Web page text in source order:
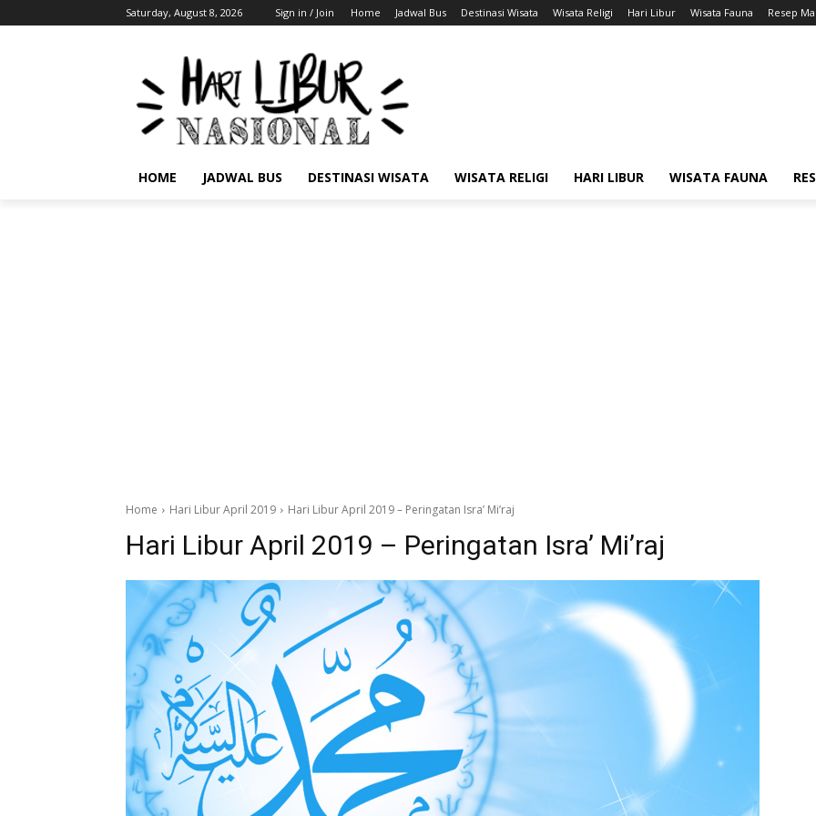
Saturday, August 8, 2026 Sign in / Join Home Jadwal Bus Destinasi Wisata Wisata Religi Hari Libur Wisata Fauna Resep
HOME JADWAL BUS DESTINASI WISATA WISATA RELIGI HARI LIBUR WISATA FAUNA
Home Hari Libur April 2019 Hari Libur April 2019 – Peringatan Isra’ Mi’raj
Hari Libur April 2019 – Peringatan Isra’ Mi’raj